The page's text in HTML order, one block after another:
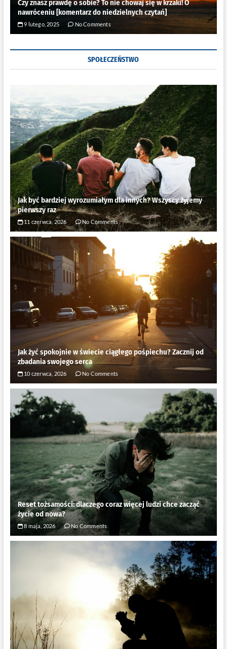
Czy znasz prawdę o sobie? To nie chowaj się w krzaki! O
nawróceniu [komentarz do niedzielnych czytań]
9 lutego, 2025 No Comments
SPOŁECZEŃSTWO
Jak być bardziej wyrozumiałym dla innych? Wszyscy żyjemy
pierwszy raz
11 czerwca, 2026 No Comments
Jak żyć spokojnie w świecie ciągłego pośpiechu? Zacznij od
zbadania swojego serca
10 czerwca, 2026 No Comments
Reset tożsamości: dlaczego coraz więcej ludzi chce zacząć
życie od nowa?
8 maja, 2026 No Comments